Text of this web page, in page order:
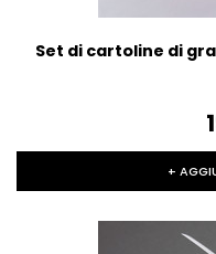
Set di cartoline di
+